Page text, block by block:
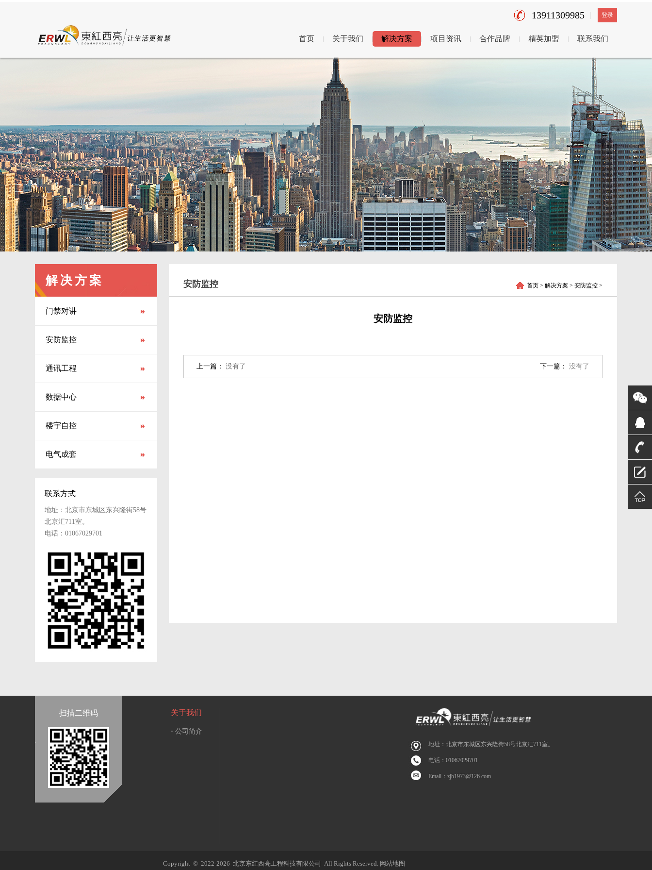
登录
13911309985
首页 关于我们 解决方案 项目资讯 合作品牌 精英加盟 联系我们
解决方案
门禁对讲
安防监控
通讯工程
数据中心
楼宇自控
电气成套
联系方式
地址：北京市东城区东兴隆街58号
北京汇711室。
电话：01067029701
安防监控 首页 > 解决方案 > 安防监控 >
安防监控
上一篇： 没有了 下一篇： 没有了
扫描二维码 关于我们
· 公司简介
地址：北京市东城区东兴隆街58号北京汇711室。
电话：01067029701
Email：zjb1973@126.com
Copyright © 2022-2026 北京东红西亮工程科技有限公司 All Rights Reserved. 网站地图